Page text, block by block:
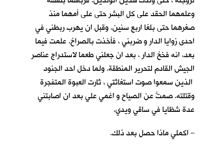
وعلمهما الحقد على كل البشر حتى على أمهما منذ
صغرهما حتى بلغا اربع سنين. وقبل ان يهرب ربطني في
احدى زوايا الدار و ضربني ، فأخذت بالصراخ. علمت فيما
بعد، انه فخخ الدار ، بعد ان جعلني طعما لاستدراج عناصر
الجيش القادم لتحرير المنطقة. ولما دخل احد الجنود
الذين سمعوا صوت استغاثتي ، ثارت العبوة المتفجرة
وقتلته. صمتُّ عن الصياح و اغمي علي بعد ان اصابتني
عدة شظايا في ساقي ويدي.
– اكملي ماذا حصل بعد ذلك.